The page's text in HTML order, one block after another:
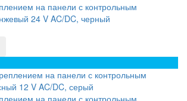
на панели с контрольным
24 V AC/DC, черный
на панели с контрольным